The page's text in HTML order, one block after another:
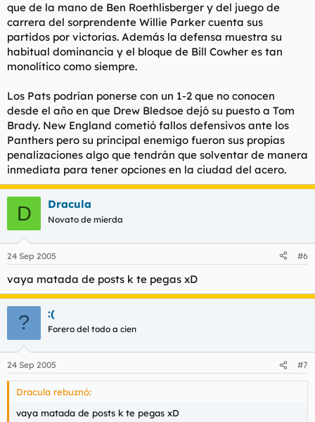
que de la mano de Ben Roethlisberger y del juego de
carrera del sorprendente Willie Parker cuenta sus
partidos por victorias. Además la defensa muestra su
habitual dominancia y el bloque de Bill Cowher es tan
monolítico como siempre.
Los Pats podrían ponerse con un 1-2 que no conocen
desde el año en que Drew Bledsoe dejó su puesto a Tom
Brady. New England cometió fallos defensivos ante los
Panthers pero su principal enemigo fueron sus propias
penalizaciones algo que tendrán que solventar de manera
inmediata para tener opciones en la ciudad del acero.
D Dracula
Novato de mierda
24 Sep 2005 #6
vaya matada de posts k te pegas xD
? :(
Forero del todo a cien
24 Sep 2005 #7
Dracula rebuznó:
vaya matada de posts k te pegas xD